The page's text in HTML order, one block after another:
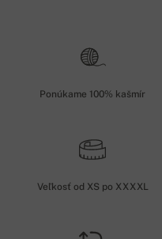
Ponúkame 100% kašmír
Veľkosť od XS po XXXXL